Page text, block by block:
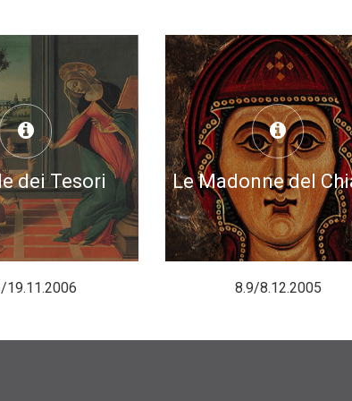
dei Tesori
19.11.2006
Le Madonne del
8.9/8.12.2005